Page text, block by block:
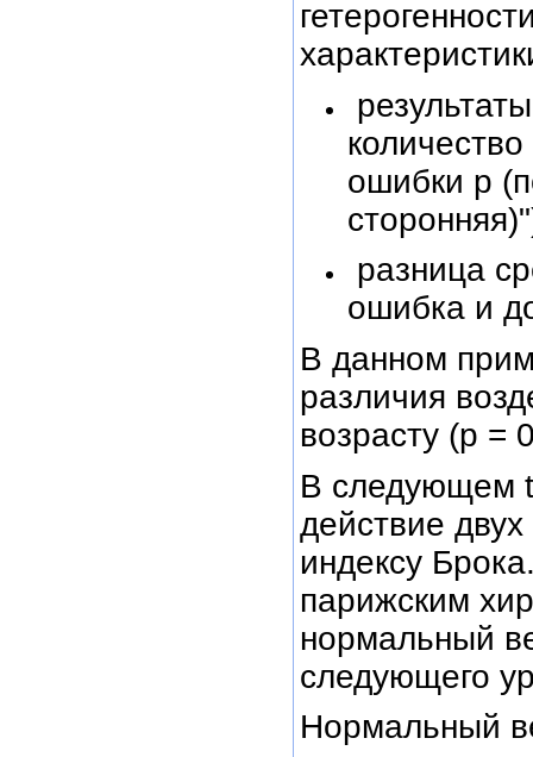
ошибки р
разница
ошибка и
В данном
различия
возрасту (р =
В следующем
действие
индексу
парижским
нормальный
следующего
Нормальный